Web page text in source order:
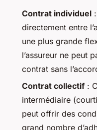
Contrat individuel
directement entre
une plus grande
l’assureur ne peut
contrat sans
Contrat collectif:
intermédiaire
peut offrir des
grand nombre